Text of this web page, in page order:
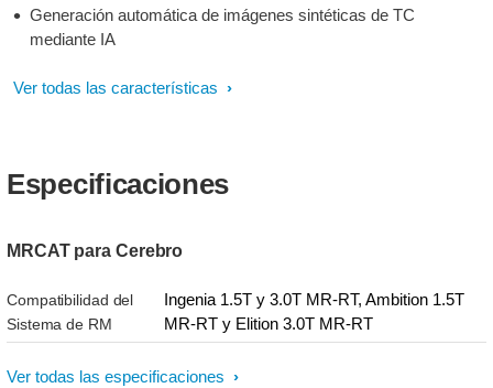
Generación automática de imágenes sintéticas de TC
mediante IA
Ver todas las características
Especificaciones
MRCAT para Cerebro
Compatibilidad del
Sistema de RM
Ingenia 1.5T y 3.0T MR-RT, Ambition 1.5T
MR-RT y Elition 3.0T MR-RT
Ver todas las especificaciones